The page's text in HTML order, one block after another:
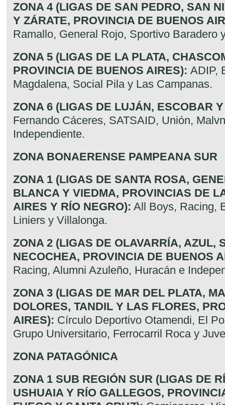
ZONA 4 (LIGAS DE SAN PEDRO, SAN
Y ZÁRATE, PROVINCIA DE BUENOS
Ramallo, General Rojo, Sportivo Baradero
ZONA 5 (LIGAS DE LA PLATA,
PROVINCIA DE BUENOS AIRES): ADIP,
Magdalena, Social Pila y Las Campanas.
ZONA 6 (LIGAS DE LUJÁN, ESCOBAR
Fernando Cáceres, SATSAID, Unión,
Independiente.
ZONA BONAERENSE PAMPEANA SUR
ZONA 1 (LIGAS DE SANTA ROSA,
BLANCA Y VIEDMA, PROVINCIAS DE
AIRES Y RÍO NEGRO): All Boys, Racing,
Liniers y Villalonga.
ZONA 2 (LIGAS DE OLAVARRÍA, AZUL,
NECOCHEA, PROVINCIA DE BUENOS
Racing, Alumni Azuleño, Huracán e
ZONA 3 (LIGAS DE MAR DEL PLATA,
DOLORES, TANDIL Y LAS FLORES,
AIRES): Círculo Deportivo Otamendi, El
Grupo Universitario, Ferrocarril Roca y
ZONA PATAGÓNICA
ZONA 1 SUB REGIÓN SUR (LIGAS DE
USHUAIA Y RÍO GALLEGOS,